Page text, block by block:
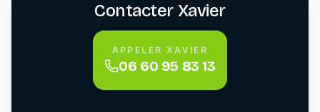
Contacter Xavier
APPELER XAVIER
06 60 95 83 13